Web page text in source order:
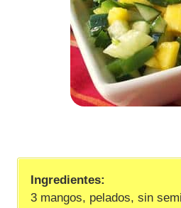
Ingredientes:
3 mangos, pelados, sin